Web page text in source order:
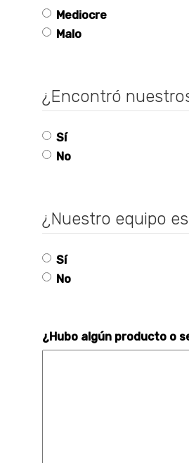
Mediocre
Malo
¿Encontró
Sí
No
¿Nuestro equipo
Sí
No
¿Hubo algún producto o